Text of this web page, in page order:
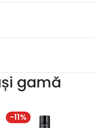
gamă
-11%